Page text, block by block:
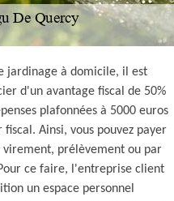
jardinage à domicile, il est
d'un avantage fiscal de 50%
plafonnées à 5000 euros
Ainsi, vous pouvez payer
virement, prélèvement ou par
ce faire, l'entreprise client
un espace personnel